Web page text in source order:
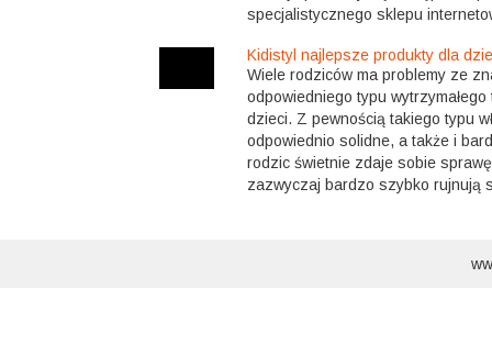
specjalistycznego sklepu
Kidistyl najlepsze produkty dla
Wiele rodziców ma problemy ze
odpowiedniego typu
dzieci. Z pewnością takiego typu
odpowiednio solidne, a także i
rodzic świetnie zdaje sobie
zazwyczaj bardzo szybko rujnują